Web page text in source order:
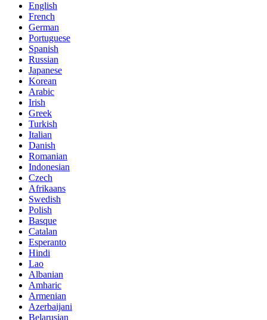
English
French
German
Portuguese
Spanish
Russian
Japanese
Korean
Arabic
Irish
Greek
Turkish
Italian
Danish
Romanian
Indonesian
Czech
Afrikaans
Swedish
Polish
Basque
Catalan
Esperanto
Hindi
Lao
Albanian
Amharic
Armenian
Azerbaijani
Belarusian